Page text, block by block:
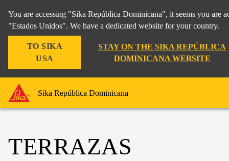
You are accessing "Sika República Dominicana", it seems you are
"Estados Unidos". We have a dedicated website for your country.
TO SIKA
USA
STAY ON THE SIKA REPÚBLICA
DOMINICANA WEBSITE
Sika República Dominicana
TERRAZAS